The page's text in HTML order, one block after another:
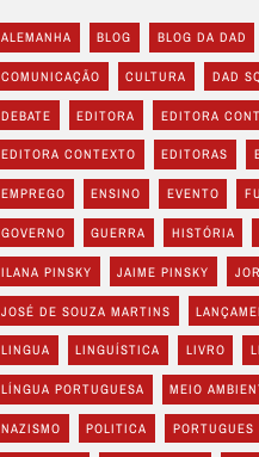
ALEMANHA BLOG BLOG DA DAD
COMUNICAÇÃO CULTURA DAD
DEBATE EDITORA EDITORA
EDITORA CONTEXTO EDITORAS
EMPREGO ENSINO EVENTO
GOVERNO GUERRA HISTÓRIA
ILANA PINSKY JAIME PINSKY
JOSÉ DE SOUZA MARTINS
LINGUA LINGUÍSTICA LIVRO
LÍNGUA PORTUGUESA MEIO
NAZISMO POLITICA PORTUGUES